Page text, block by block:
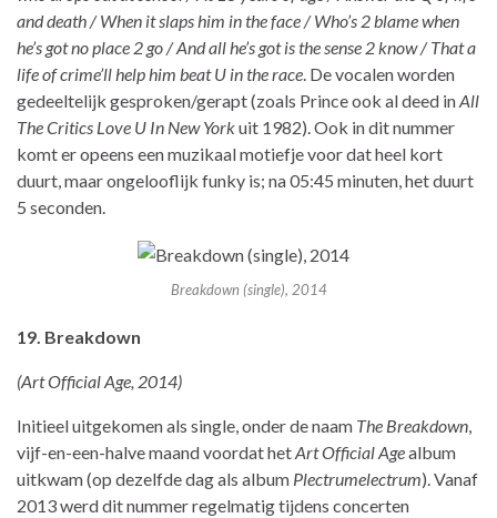
and death / When it slaps him in the face / Who’s 2 blame when
he’s got no place 2 go / And all he’s got is the sense 2 know / That a
life of crime’ll help him beat U in the race . De vocalen worden
gedeeltelijk gesproken/gerapt (zoals Prince ook al deed inAll
The Critics Love U In New Yorkuit 1982). Ook in dit nummer
komt er opeens een muzikaal motiefje voor dat heel kort
duurt, maar ongelooflijk funky is; na 05:45 minuten, het duurt
5 seconden.
Breakdown (single), 2014
19. Breakdown
(Art Official Age, 2014)
Initieel uitgekomen als single, onder de naam The Breakdown,
vijf-en-een-halve maand voordat hetArt Official Agealbum
uitkwam (op dezelfde dag als album Plectrumelectrum). Vanaf
2013 werd dit nummer regelmatig tijdens concerten